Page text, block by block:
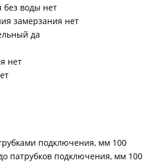
воды нет
замерзания нет
да
нет
подключения, мм 100
патрубков подключения, мм 100